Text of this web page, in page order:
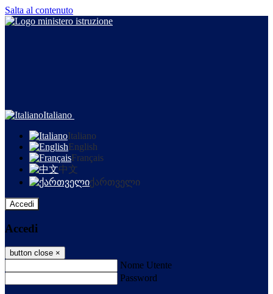
Salta al contenuto
Italiano
Italiano
English
Français
中文
ქართველი
Accedi
Accedi
button close ×
Nome Utente
Password